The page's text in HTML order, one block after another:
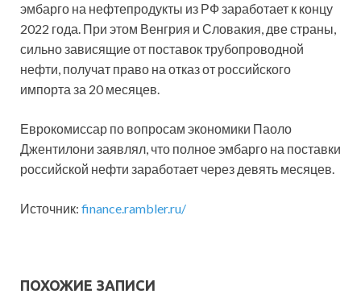
эмбарго на нефтепродукты из РФ заработает к концу
2022 года. При этом Венгрия и Словакия, две страны,
сильно зависящие от поставок трубопроводной
нефти, получат право на отказ от российского
импорта за 20 месяцев.
Еврокомиссар по вопросам экономики Паоло
Джентилони заявлял, что полное эмбарго на поставки
российской нефти заработает через девять месяцев.
Источник: finance.rambler.ru/
ПОХОЖИЕ ЗАПИСИ